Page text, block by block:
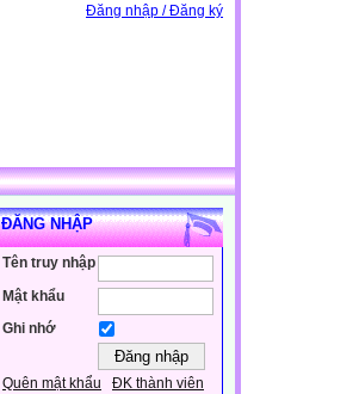
Đăng nhập / Đăng ký
ĐĂNG NHẬP
Tên truy nhập
Mật khẩu
Ghi nhớ
Quên mật khẩu ĐK thành viên